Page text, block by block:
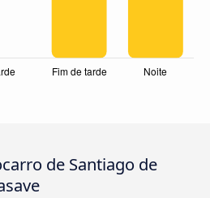
de Santiago de